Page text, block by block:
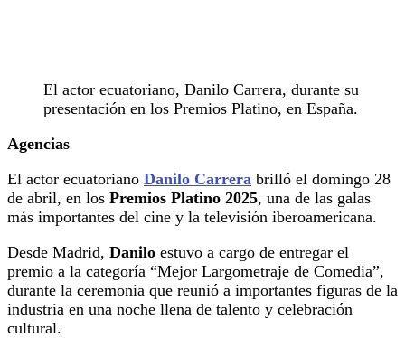
El actor ecuatoriano, Danilo Carrera, durante su
presentación en los Premios Platino, en España.
Agencias
El actor ecuatoriano Danilo Carrera brilló el domingo 28
de abril, en los Premios Platino 2025, una de las galas
más importantes del cine y la televisión iberoamericana.
Desde Madrid, Danilo estuvo a cargo de entregar el
premio a la categoría “Mejor Largometraje de Comedia”,
durante la ceremonia que reunió a importantes figuras de la
industria en una noche llena de talento y celebración
cultural.